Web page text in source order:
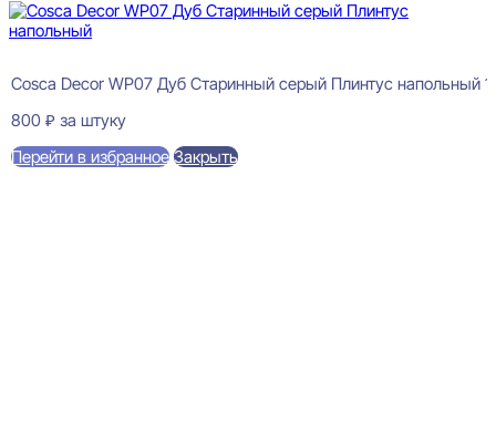
Cosca Decor WP07 Дуб Старинный серый Плинтус напольный
800 ₽ за штуку
Перейти в избранное Закрыть